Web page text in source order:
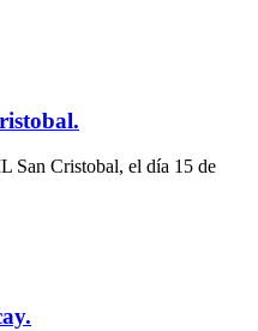
San Cristobal, el día 15 de